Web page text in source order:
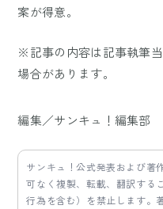
案が得意。
※記事の内容は記事執筆
場合があります。
編集／サンキュ！編集部
サンキュ！公式発表および著
可なく複製、転載、翻訳する
行為を含む）を禁止します。